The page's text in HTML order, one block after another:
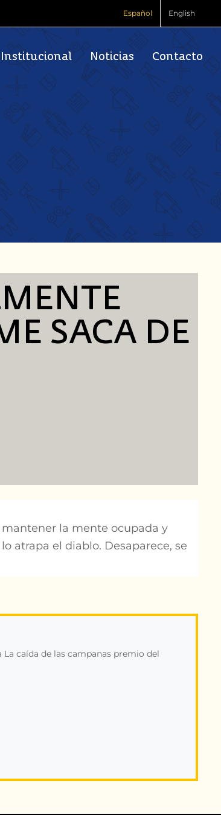
Español English
Institucional Noticias Contacto
SACA DE
la mente ocupada y
atrapa el diablo. Desaparece, se
caída de las campanas premio del